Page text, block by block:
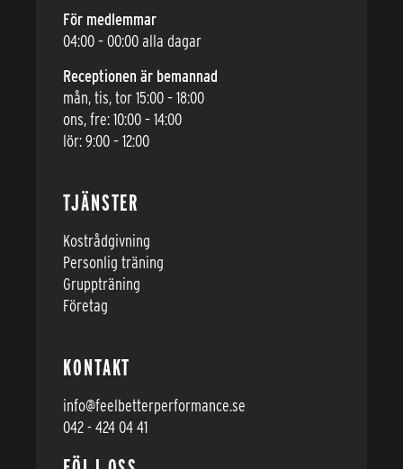
För medlemmar
04:00 – 00:00 alla dagar
Receptionen är bemannad
mån, tis, tor 15:00 – 18:00
ons, fre: 10:00 – 14:00
lör: 9:00 – 12:00
TJÄNSTER
Kostrådgivning
Personlig träning
Gruppträning
Företag
KONTAKT
info@feelbetterperformance.se
042 - 424 04 41